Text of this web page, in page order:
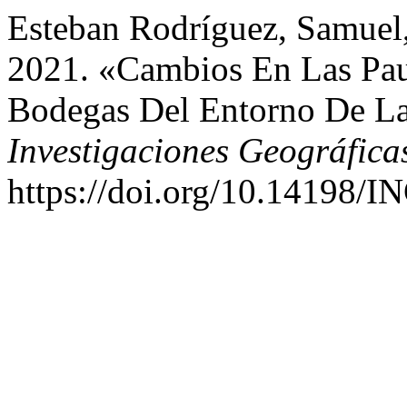
Esteban Rodríguez,
2021. «Cambios En Las
Bodegas Del Entorno De
Investigaciones
https://doi.org/10.14198/